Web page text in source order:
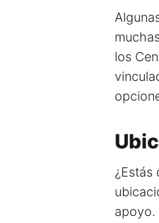
los
¿Estás
apoyo.